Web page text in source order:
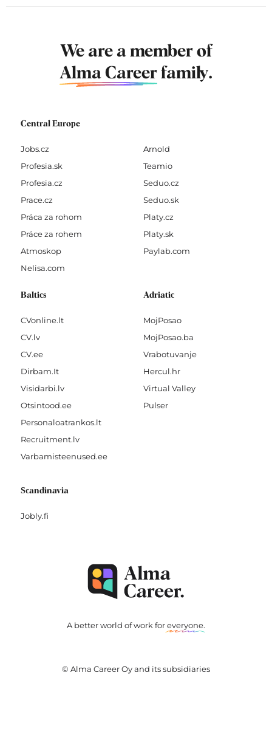
We are a member of
Alma Career family.
Central Europe
Jobs.cz
Profesia.sk
Profesia.cz
Prace.cz
Práca za rohom
Práce za rohem
Atmoskop
Nelisa.com
Arnold
Teamio
Seduo.cz
Seduo.sk
Platy.cz
Platy.sk
Paylab.com
Baltics
CVonline.lt
CV.lv
CV.ee
Dirbam.It
Visidarbi.lv
Otsintood.ee
Personaloatrankos.lt
Recruitment.lv
Varbamisteenused.ee
Adriatic
MojPosao
MojPosao.ba
Vrabotuvanje
Hercul.hr
Virtual Valley
Pulser
Scandinavia
Jobly.fi
A better world of work foreveryone.
© Alma Career Oy and its subsidiaries